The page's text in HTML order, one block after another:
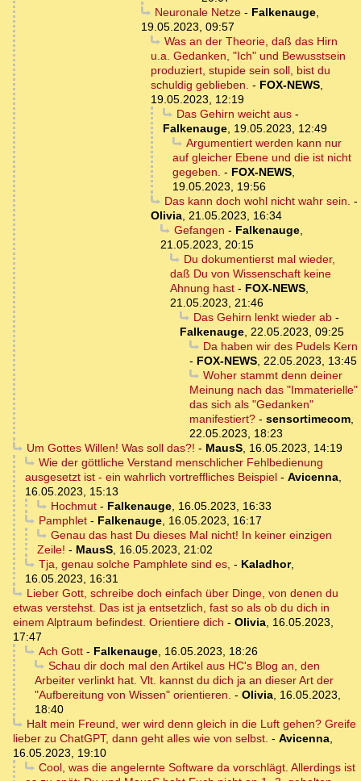
Neuronale Netze- Falkenauge,
19.05.2023, 09:57
Was an der Theorie, daß das Hirn
u.a. Gedanken, "Ich" und Bewusstsein
produziert, stupide sein soll, bist du
schuldig geblieben. - FOX-NEWS,
19.05.2023, 12:19
Das Gehirn weicht aus-
Falkenauge, 19.05.2023, 12:49
Argumentiert werden kann nur
auf gleicher Ebene und die ist nicht
gegeben. - FOX-NEWS,
19.05.2023, 19:56
Das kann doch wohl nicht wahr sein. -
Olivia, 21.05.2023, 16:34
Gefangen - Falkenauge,
21.05.2023, 20:15
Du dokumentierst mal wieder,
daß Du von Wissenschaft keine
Ahnung hast - FOX-NEWS,
21.05.2023, 21:46
Das Gehirn lenkt wieder ab-
Falkenauge, 22.05.2023, 09:25
Da haben wir des Pudels Kern
- FOX-NEWS, 22.05.2023, 13:45
Woher stammt denn deiner
Meinung nach das "Immaterielle"
das sich als "Gedanken"
manifestiert? - sensortimecom,
22.05.2023, 18:23
Um Gottes Willen! Was soll das?! - MausS, 16.05.2023, 14:19
Wie der göttliche Verstand menschlicher Fehlbedienung
ausgesetzt ist - ein wahrlich vortreffliches Beispiel - Avicenna,
16.05.2023, 15:13
Hochmut- Falkenauge, 16.05.2023, 16:33
Pamphlet- Falkenauge, 16.05.2023, 16:17
Genau das hast Du dieses Mal nicht! In keiner einzigen
Zeile! - MausS, 16.05.2023, 21:02
Tja, genau solche Pamphlete sind es, - Kaladhor,
16.05.2023, 16:31
Lieber Gott, schreibe doch einfach über Dinge, von denen du
etwas verstehst. Das ist ja entsetzlich, fast so als ob du dich in
einem Alptraum befindest. Orientiere dich - Olivia, 16.05.2023,
17:47
Ach Gott- Falkenauge, 16.05.2023, 18:26
Schau dir doch mal den Artikel aus HC's Blog an, den
Arbeiter verlinkt hat. Vlt. kannst du dich ja an dieser Art der
"Aufbereitung von Wissen" orientieren. - Olivia, 16.05.2023,
18:40
Halt mein Freund, wer wird denn gleich in die Luft gehen? Greife
lieber zu ChatGPT, dann geht alles wie von selbst. - Avicenna,
16.05.2023, 19:10
Cool, was die angelernte Software da vorschlägt. Allerdings ist